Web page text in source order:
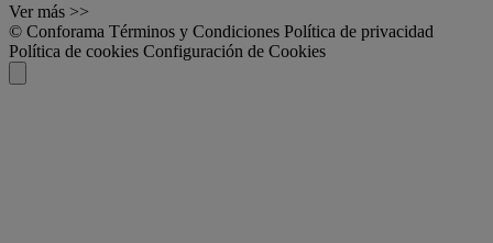
Ver más >>
© Conforama Términos y Condiciones Política de privacidad
Política de cookies Configuración de Cookies